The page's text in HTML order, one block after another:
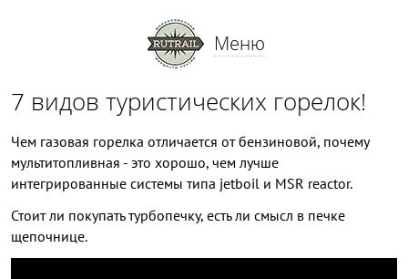
Меню
7 видов туристических горелок!
Чем газовая горелка отличается от бензиновой, почему
мультитопливная - это хорошо, чем лучше
интегрированные системы типа jetboil и MSR reactor.
Стоит ли покупать турбопечку, есть ли смысл в печке
щепочнице.